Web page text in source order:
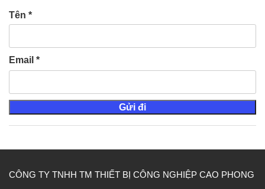
Tên *
Email *
CÔNG TY TNHH TM THIẾT BỊ CÔNG NGHIỆP CAO PHONG